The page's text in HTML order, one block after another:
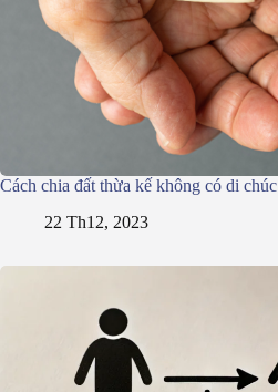
Cách chia đất thừa kế không có di chúc
22 Th12, 2023